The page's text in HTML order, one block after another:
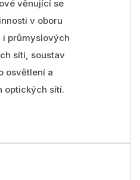
věnující se
v oboru
průmyslových
sítí, soustav
osvětlení a
optických sítí.